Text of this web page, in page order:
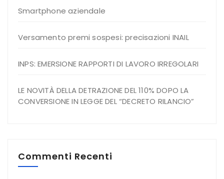
Smartphone aziendale
Versamento premi sospesi: precisazioni INAIL
INPS: EMERSIONE RAPPORTI DI LAVORO IRREGOLARI
LE NOVITÀ DELLA DETRAZIONE DEL 110% DOPO LA
CONVERSIONE IN LEGGE DEL “DECRETO RILANCIO”
Commenti Recenti